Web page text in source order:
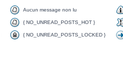
Aucun message non lu
{ NO_UNREAD_POSTS_HOT }
{ NO_UNREAD_POSTS_LOCKED }